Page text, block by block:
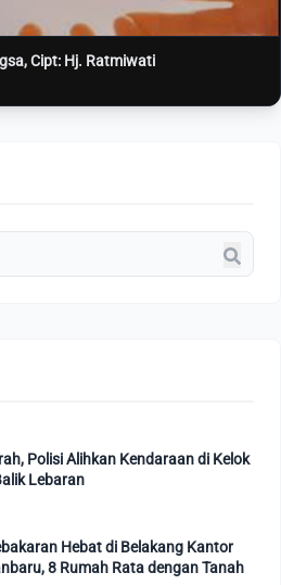
Cipt: Hj. Ratmiwati
Polisi Alihkan Kendaraan di Kelok
Lebaran
Hebat di Belakang Kantor
8 Rumah Rata dengan Tanah